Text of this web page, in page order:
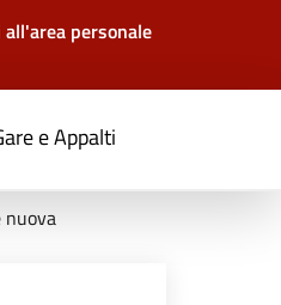
all'area personale
e Appalti
nuova